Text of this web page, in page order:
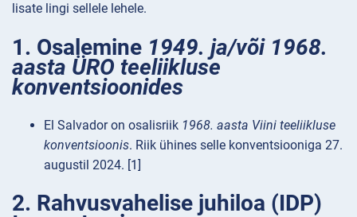
lisate lingi sellele lehele.
1. Osalemine 1949. ja/või 1968.
aasta ÜRO teeliikluse
konventsioonides
El Salvador on osalisriik 1968. aasta Viini teeliikluse
konventsioonis. Riik ühines selle konventsiooniga 27.
augustil 2024. [1]
2. Rahvusvahelise juhiloa (IDP)